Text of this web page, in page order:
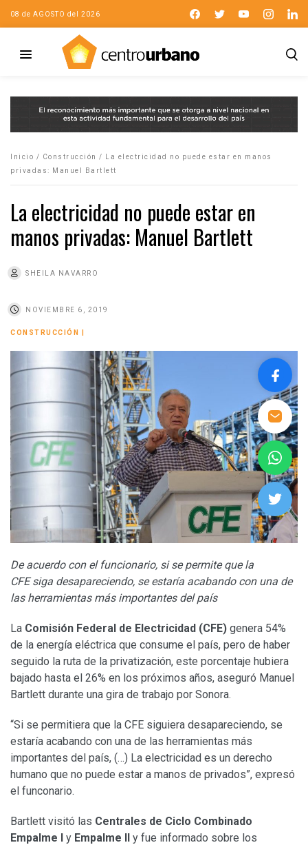
08 de AGOSTO del 2026
Inicio / Construcción /
La electricidad no puede estar en manos
privadas: Manuel Bartlett
La electricidad no puede estar en
manos privadas: Manuel Bartlett
SHEILA NAVARRO
NOVIEMBRE 6, 2019
CONSTRUCCIÓN
De acuerdo con el funcionario, si se permite que la
CFE siga desapareciendo, se estaría acabando con una de
las herramientas más importantes del país
La Comisión Federal de Electricidad (CFE) genera 54%
de la energía eléctrica que consume el país, pero de haber
seguido la ruta de la privatización, este porcentaje hubiera
bajado hasta el 26% en los próximos años, aseguró Manuel
Bartlett durante una gira de trabajo por Sonora.
“Si se permitiera que la CFE siguiera desapareciendo, se
estaría acabando con una de las herramientas más
importantes del país, (…) La electricidad es un derecho
humano que no puede estar a manos de privados”, expresó
el funconario.
Bartlett visitó las Centrales de Ciclo Combinado
Empalme I y Empalme II y fue informado sobre los